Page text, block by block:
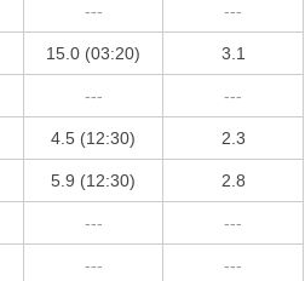
--- ---
15.0 (03:20) 3.1
--- ---
4.5 (12:30) 2.3
5.9 (12:30) 2.8
--- ---
--- ---